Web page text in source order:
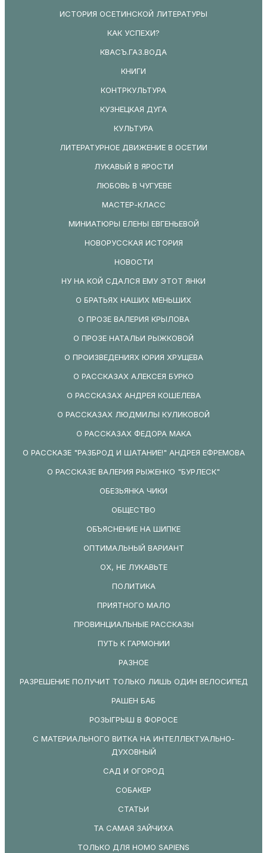
ИСТОРИЯ ОСЕТИНСКОЙ ЛИТЕРАТУРЫ
КАК УСПЕХИ?
КВАСЪ.ГАЗ.ВОДА
КНИГИ
КОНТРКУЛЬТУРА
КУЗНЕЦКАЯ ДУГА
КУЛЬТУРА
ЛИТЕРАТУРНОЕ ДВИЖЕНИЕ В ОСЕТИИ
ЛУКАВЫЙ В ЯРОСТИ
ЛЮБОВЬ В ЧУГУЕВЕ
МАСТЕР-КЛАСС
МИНИАТЮРЫ ЕЛЕНЫ ЕВГЕНЬЕВОЙ
НОВОРУССКАЯ ИСТОРИЯ
НОВОСТИ
НУ НА КОЙ СДАЛСЯ ЕМУ ЭТОТ ЯНКИ
О БРАТЬЯХ НАШИХ МЕНЬШИХ
О ПРОЗЕ ВАЛЕРИЯ КРЫЛОВА
О ПРОЗЕ НАТАЛЬИ РЫЖКОВОЙ
О ПРОИЗВЕДЕНИЯХ ЮРИЯ ХРУЩЕВА
О РАССКАЗАХ АЛЕКСЕЯ БУРКО
О РАССКАЗАХ АНДРЕЯ КОШЕЛЕВА
О РАССКАЗАХ ЛЮДМИЛЫ КУЛИКОВОЙ
О РАССКАЗАХ ФЕДОРА МАКА
О РАССКАЗЕ "РАЗБРОД И ШАТАНИЕ!" АНДРЕЯ ЕФРЕМОВА
О РАССКАЗЕ ВАЛЕРИЯ РЫЖЕНКО "БУРЛЕСК"
ОБЕЗЬЯНКА ЧИКИ
ОБЩЕСТВО
ОБЪЯСНЕНИЕ НА ШИПКЕ
ОПТИМАЛЬНЫЙ ВАРИАНТ
ОХ, НЕ ЛУКАВЬТЕ
ПОЛИТИКА
ПРИЯТНОГО МАЛО
ПРОВИНЦИАЛЬНЫЕ РАССКАЗЫ
ПУТЬ К ГАРМОНИИ
РАЗНОЕ
РАЗРЕШЕНИЕ ПОЛУЧИТ ТОЛЬКО ЛИШЬ ОДИН ВЕЛОСИПЕД
РАШЕН БАБ
РОЗЫГРЫШ В ФОРОСЕ
С МАТЕРИАЛЬНОГО ВИТКА НА ИНТЕЛЛЕКТУАЛЬНО-
ДУХОВНЫЙ
САД И ОГОРОД
СОБАКЕР
СТАТЬИ
ТА САМАЯ ЗАЙЧИХА
ТОЛЬКО ДЛЯ HOMO SAPIENS